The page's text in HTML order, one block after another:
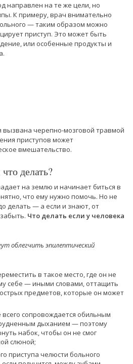
направлен на те же цели, но
К примеру, врач внимательно
— таким образом можно
приступ. Это может быть
или особенные продукты и
вызвана черепно-мозговой травмой
приступов может
вмешательство.
делать?
на землю и начинает биться в
что ему нужно помочь. Но не
делать — а если и знают, от
Что делать если у человека
облегчить эпилептический
в такое место, где он не
себе — иными словами, оттащить
предметов, которые он может
сопровождается обильным
дыханием — поэтому
набок, чтобы он не смог
слюной;
приступа челюсти больного